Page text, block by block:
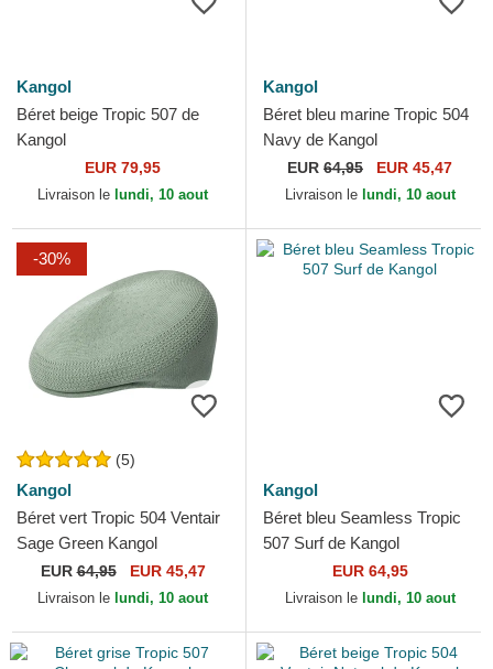
Kangol
Béret beige Tropic 507 de
Kangol
EUR 79,95
Livraison le lundi, 10 aout
Kangol
Béret bleu marine Tropic 504
Navy de Kangol
EUR 64,95 EUR 45,47
Livraison le lundi, 10 aout
-30%
(5)
Kangol
Béret vert Tropic 504 Ventair
Sage Green Kangol
EUR64,95 EUR 45,47
Livraison le lundi, 10 aout
Kangol
Béret bleu Seamless Tropic
507 Surf de Kangol
EUR 64,95
Livraison le lundi, 10 aout